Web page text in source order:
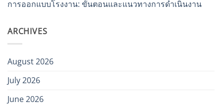
การออกแบบโรงงาน: ขั้นตอนและแนวทางการดำเนินงาน
ARCHIVES
August 2026
July 2026
June 2026